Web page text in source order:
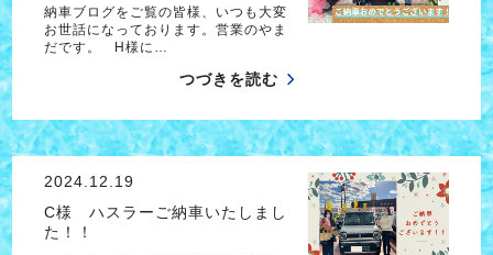
納車ブログをご覧の皆様、いつも大変
お世話になっております。営業のやま
だです。 H様に…
つづきを読む
2024.12.19
C様 ハスラーご納車いたしまし
た！！